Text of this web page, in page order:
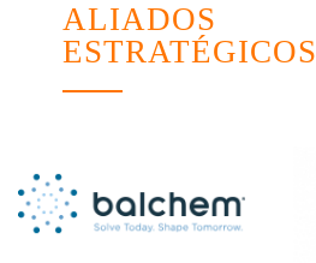
ALIADOS
ESTRATÉGICOS